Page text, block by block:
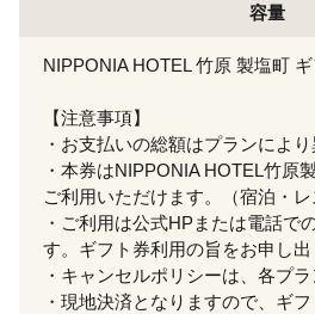
容量
NIPPONIA HOTEL 竹原 製塩町 ギ
【注意事項】
・お支払いの総額はプランにより
・本券はNIPPONIA HOTEL竹原
ご利用いただけます。（宿泊・レ
・ご利用は公式HPまたは電話で
す。ギフト券利用の旨をお申し出
・キャンセルポリシーは、各プ
・現地決済となりますので、ギ